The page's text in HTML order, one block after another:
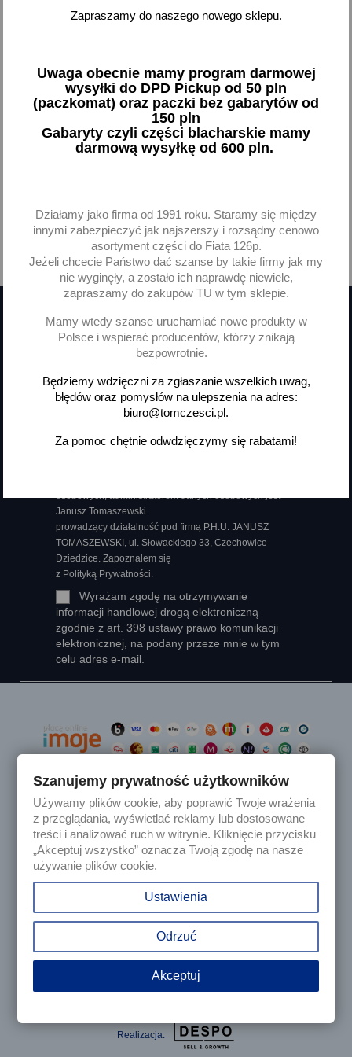
przeciwmgielnej 126p
Dodaj
+
Pokazano 1-1 z 1 pozycji
Powrót do góry
Otrzymuj informację o nowościach
i wyprzedażach
Możesz zrezygnować w każdej chwili. W tym celu
należy odnaleźć szczegóły w naszej informacji prawnej.
osobowych, administratorem danych osobowych jest
Janusz Tomaszewski
prowadzący działalność pod firmą P.H.U. JANUSZ
TOMASZEWSKI, ul. Słowackiego 33, Czechowice-
Dziedzice. Zapoznałem się
z Polityką Prywatności.
Wyrażam zgodę na otrzymywanie
informacji handlowej drogą elektroniczną
zgodnie z art. 398 ustawy prawo komunikacji
elektronicznej, na podany przeze mnie w tym
celu adres e-mail.
Produkty 
Nasza firma 
© 2025 - Sklep internetowy Tomczesci.pl. Wszelkie prawa
Realizacja:
Szanujemy prywatność użytkowników
Używamy plików cookie, aby poprawić Twoje wrażenia
z przeglądania, wyświetlać reklamy lub dostosowane
treści i analizować ruch w witrynie. Kliknięcie przycisku
„Akceptuj wszystko” oznacza Twoją zgodę na nasze
używanie plików cookie.
Ustawienia
Odrzuć
Akceptuj
Zapraszamy do naszego nowego sklepu.
Uwaga obecnie mamy program darmowej
wysyłki do DPD Pickup od 50 pln
(paczkomat) oraz paczki bez gabarytów od
150 pln
Gabaryty czyli części blacharskie mamy
darmową wysyłkę od 600 pln.
Działamy jako firma od 1991 roku. Staramy się między
innymi zabezpieczyć jak najszerszy i rozsądny cenowo
asortyment części do Fiata 126p.
Jeżeli chcecie Państwo dać szanse by takie firmy jak my
nie wyginęły, a zostało ich naprawdę niewiele,
zapraszamy do zakupów TU w tym sklepie.
Mamy wtedy szanse uruchamiać nowe produkty w
Polsce i wspierać producentów, którzy znikają
bezpowrotnie.
Będziemy wdzięczni za zgłaszanie wszelkich uwag,
błędów oraz pomysłów na ulepszenia na adres:
biuro@tomczesci.pl.
Za pomoc chętnie odwdzięczymy się rabatami!